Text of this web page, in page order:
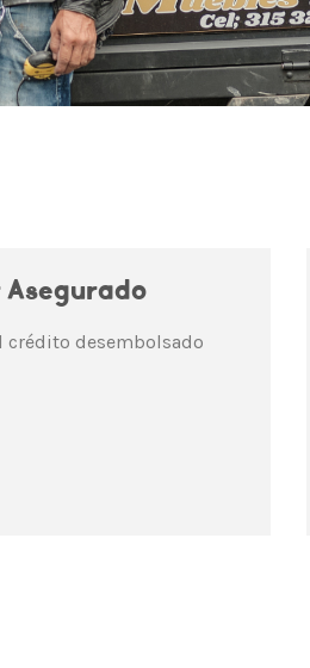
Asegurado
crédito desembolsado